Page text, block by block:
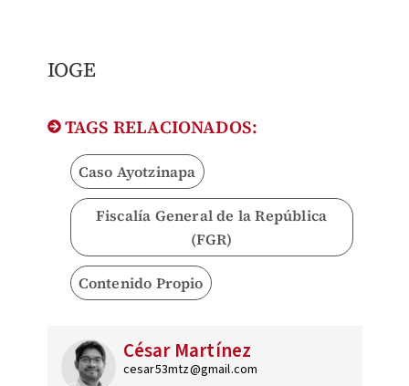
IOGE
TAGS RELACIONADOS:
Caso Ayotzinapa
Fiscalía General de la República
(FGR)
Contenido Propio
César Martínez
cesar53mtz@gmail.com